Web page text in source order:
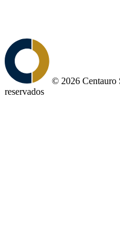
© 2026 Centauro
reservados